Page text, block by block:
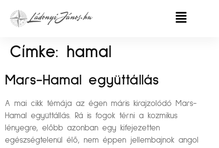
Címke: hamal
Mars-Hamal együttállás
A mai cikk témája az égen máris kirajzolódó Mars-
Hamal együttállás. Rá is fogok térni a kozmikus
lényegre, előbb azonban egy kifejezetten
egészségtelenül élő, nem éppen jellembajnok angol